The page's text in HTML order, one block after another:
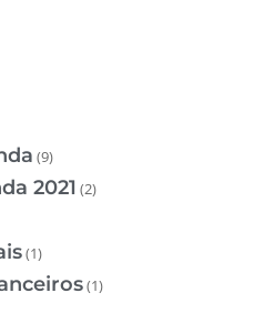
(9)
2021 (2)
(1)
(1)